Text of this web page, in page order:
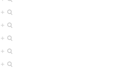
+
+
+
+
+